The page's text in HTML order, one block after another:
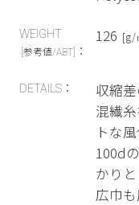
WEIGHT
[参考値/ABT] ：
126 [g/
DETAILS：
収縮
混繊
トな
100d
かり
広巾も